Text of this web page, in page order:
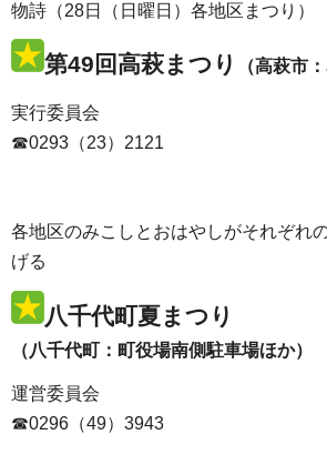
物詩（28日（日曜日）各地区まつり）
第49回高萩まつり （高萩市
実行委員会
☎0293（23）2121
各地区のみこしとおはやしがそれぞれ
げる
八千代町夏まつり
（八千代町：町役場南側駐車場ほか）
運営委員会
☎0296（49）3943